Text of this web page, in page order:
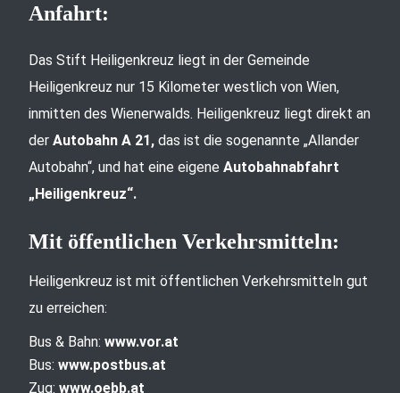
Anfahrt:
Das Stift Heiligenkreuz liegt in der Gemeinde
Heiligenkreuz nur 15 Kilometer westlich von Wien,
inmitten des Wienerwalds. Heiligenkreuz liegt direkt an
der Autobahn A 21, das ist die sogenannte „Allander
Autobahn“, und hat eine eigene Autobahnabfahrt
„Heiligenkreuz“.
Mit öffentlichen Verkehrsmitteln:
Heiligenkreuz ist mit öffentlichen Verkehrsmitteln gut
zu erreichen:
Bus & Bahn: www.vor.at
Bus: www.postbus.at
Zug: www.oebb.at